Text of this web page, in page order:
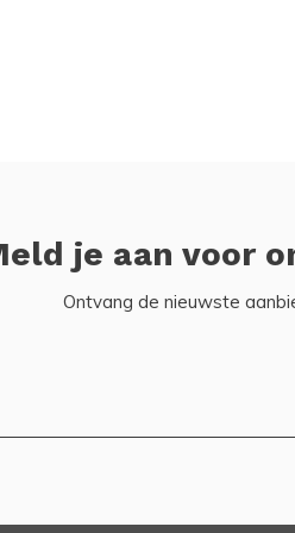
je aan voor
Ontvang de nieuwste